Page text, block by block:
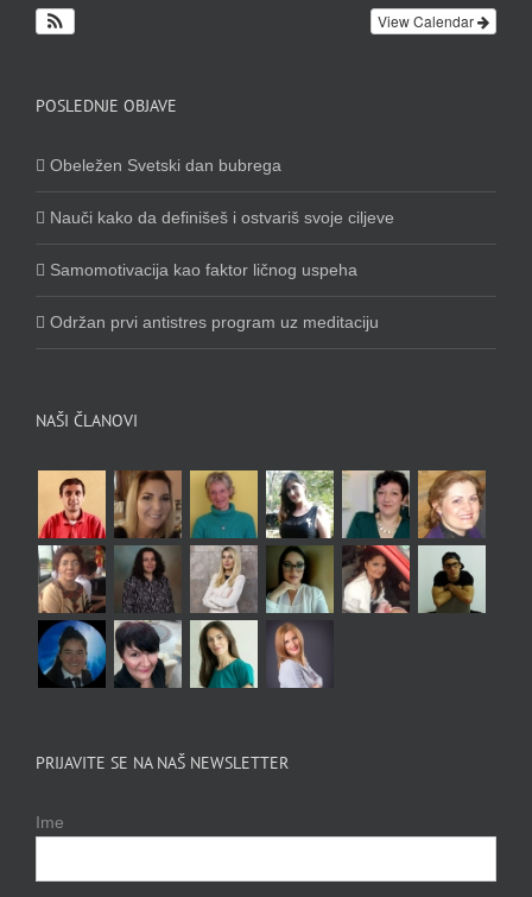
View Calendar
POSLEDNJE OBJAVE
Obeležen Svetski dan bubrega
Nauči kako da definišeš i ostvariš svoje ciljeve
Samomotivacija kao faktor ličnog uspeha
Održan prvi antistres program uz meditaciju
NAŠI ČLANOVI
PRIJAVITE SE NA NAŠ NEWSLETTER
Ime